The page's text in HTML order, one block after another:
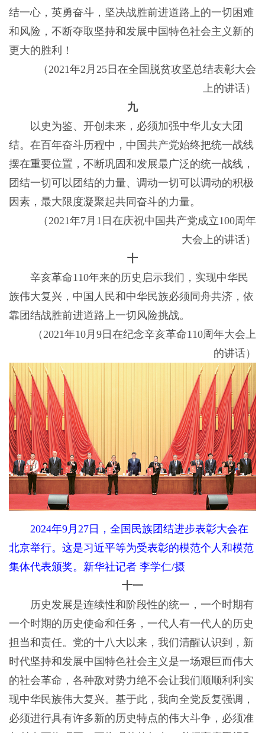
结一心，英勇奋斗，坚决战胜前进道路上的一切困难
和风险，不断夺取坚持和发展中国特色社会主义新的
更大的胜利！
（2021年2月25日在全国脱贫攻坚总结表彰大会
上的讲话）
九
以史为鉴、开创未来，必须加强中华儿女大团
结。在百年奋斗历程中，中国共产党始终把统一战线
摆在重要位置，不断巩固和发展最广泛的统一战线，
团结一切可以团结的力量、调动一切可以调动的积极
因素，最大限度凝聚起共同奋斗的力量。
（2021年7月1日在庆祝中国共产党成立100周年
大会上的讲话）
十
辛亥革命110年来的历史启示我们，实现中华民
族伟大复兴，中国人民和中华民族必须同舟共济，依
靠团结战胜前进道路上一切风险挑战。
（2021年10月9日在纪念辛亥革命110周年大会上
的讲话）
2024年9月27日，全国民族团结进步表彰大会在
北京举行。这是习近平等为受表彰的模范个人和模范
集体代表颁奖。新华社记者 李学仁/摄
十一
历史发展是连续性和阶段性的统一，一个时期有
一个时期的历史使命和任务，一代人有一代人的历史
担当和责任。党的十八大以来，我们清醒认识到，新
时代坚持和发展中国特色社会主义是一场艰巨而伟大
的社会革命，各种敌对势力绝不会让我们顺顺利利实
现中华民族伟大复兴。基于此，我向全党反复强调，
必须进行具有许多新的历史特点的伟大斗争，必须准